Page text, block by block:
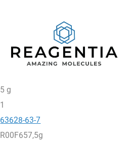
5 g
1
63628-63-7
R00F657,5g